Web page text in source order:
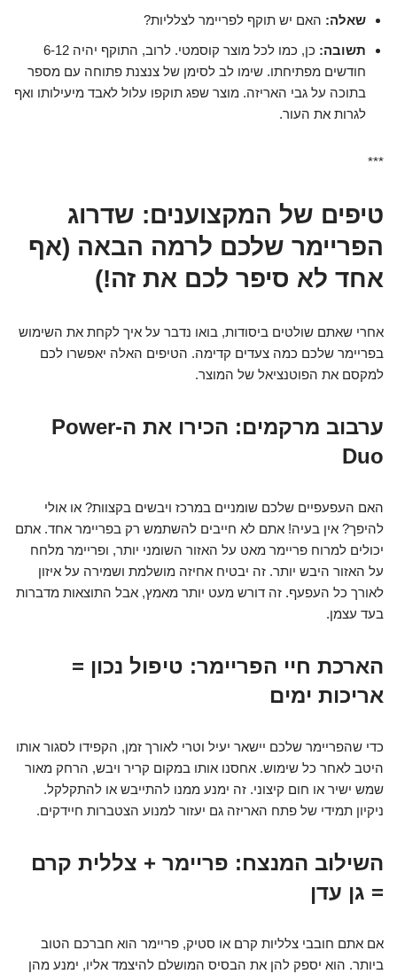
שאלה: האם יש תוקף לפריימר לצלליות?
תשובה:
כן, כמו לכל מוצר קוסמטי. לרוב, התוקף יהיה 6-12
חודשים מפתיחתו. שימו לב לסימן של צנצנת פתוחה עם מספר
בתוכה על גבי האריזה. מוצר שפג תוקפו עלול לאבד מיעילותו ואף
לגרות את העור.
***
טיפים של המקצוענים: שדרוג
הפריימר שלכם לרמה הבאה (אף
אחד לא סיפר לכם את זה!)
אחרי שאתם שולטים ביסודות, בואו נדבר על איך לקחת את השימוש
בפריימר שלכם כמה צעדים קדימה. הטיפים האלה יאפשרו לכם
למקסם את הפוטנציאל של המוצר.
ערבוב מרקמים: הכירו את ה-Power
Duo
האם העפעפיים שלכם שומניים במרכז ויבשים בקצוות? או אולי
להיפך? אין בעיה! אתם לא חייבים להשתמש רק בפריימר אחד. אתם
יכולים למרוח פריימר מאט על האזור השומני יותר, ופריימר מלחח
על האזור היבש יותר. זה יבטיח אחיזה מושלמת ושמירה על איזון
לאורך כל העפעף. זה דורש מעט יותר מאמץ, אבל התוצאות מדברות
בעד עצמן.
הארכת חיי הפריימר: טיפול נכון =
אריכות ימים
כדי שהפריימר שלכם יישאר יעיל וטרי לאורך זמן, הקפידו לסגור אותו
היטב לאחר כל שימוש. אחסנו אותו במקום קריר ויבש, הרחק מאור
שמש ישיר או חום קיצוני. זה ימנע ממנו להתייבש או להתקלקל.
ניקיון תמידי של פתח האריזה גם יעזור למנוע הצטברות חיידקים.
השילוב המנצח: פריימר + צללית קרם
= גן עדן
אם אתם חובבי צלליות קרם או סטיק, פריימר הוא חברכם הטוב
ביותר. הוא יספק להן את הבסיס המושלם להיצמד אליו, ימנע מהן